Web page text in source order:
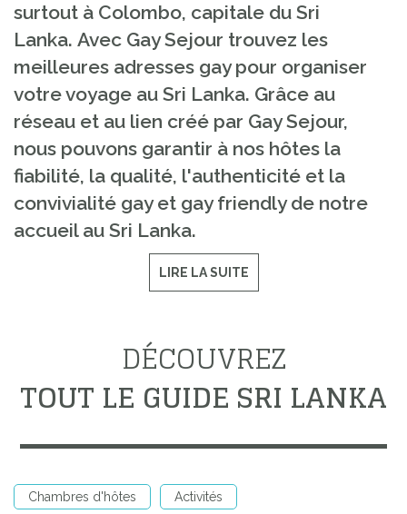
surtout à Colombo, capitale du Sri
Lanka. Avec Gay Sejour trouvez les
meilleures adresses gay pour organiser
votre voyage au Sri Lanka. Grâce au
réseau et au lien créé par Gay Sejour,
nous pouvons garantir à nos hôtes la
fiabilité, la qualité, l'authenticité et la
convivialité gay et gay friendly de notre
accueil au Sri Lanka.
LIRE LA SUITE
DÉCOUVREZ
TOUT LE GUIDE SRI LANKA
Chambres d'hôtes Activités